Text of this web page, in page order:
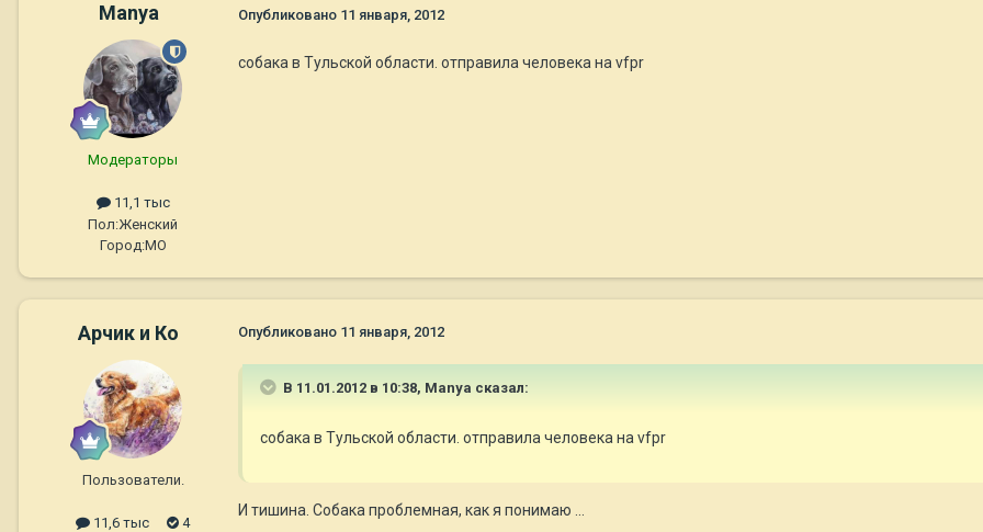
Manya
Модераторы
11,1 тыс
Пол:Женский
Город:МО
Опубликовано 11 января, 2012
собака в Тульской области. отправила человека на vfpr
Арчик и Ко
Пользователи.
11,6 тыс
4
Опубликовано 11 января, 2012
В 11.01.2012 в 10:38, Manya сказал:
собака в Тульской области. отправила человека на vfpr
И тишина. Собака проблемная, как я понимаю ...